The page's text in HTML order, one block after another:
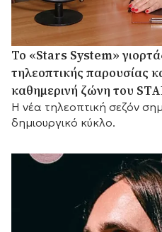
Το «Stars System»
τηλεοπτικής παρουσίας
καθημερινή ζώνη του
Η νέα τηλεοπτική σεζόν
δημιουργικό κύκλο.